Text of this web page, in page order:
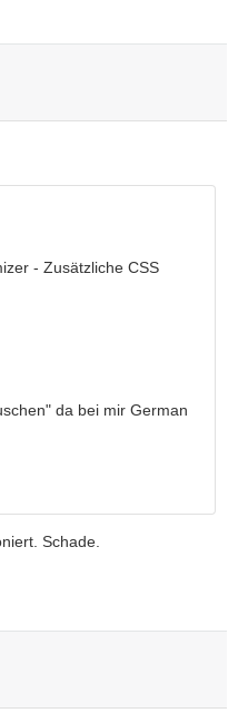
- Zusätzliche CSS
da bei mir German
Schade.